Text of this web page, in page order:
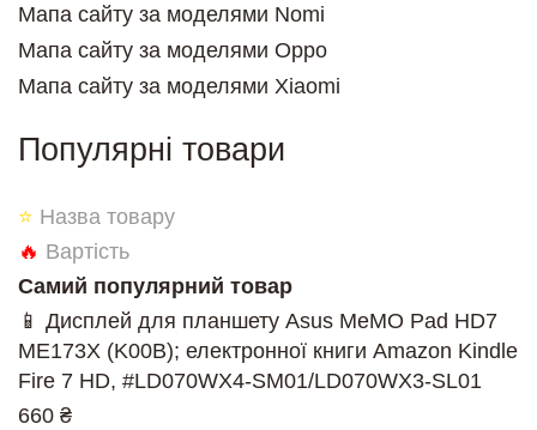
Мапа сайту за моделями Nomi
Мапа сайту за моделями Oppo
Мапа сайту за моделями Xiaomi
Популярні товари
⭐ Назва товару
🔥 Вартість
Самий популярний товар
📱 Дисплей для планшету Asus MeMO Pad HD7
ME173X (K00B); електронної книги Amazon Kindle
Fire 7 HD, #LD070WX4-SM01/LD070WX3-SL01
660 ₴